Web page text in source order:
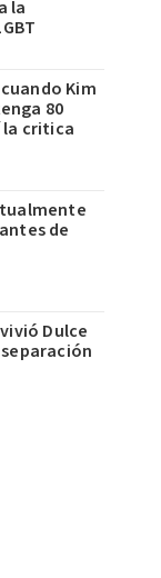
la
Kim
80
la critica
de
Dulce